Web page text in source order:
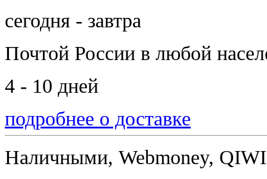
сегодня - завтра
Почтой России в любой
4 - 10 дней
подробнее о доставке
Наличными, Webmoney,